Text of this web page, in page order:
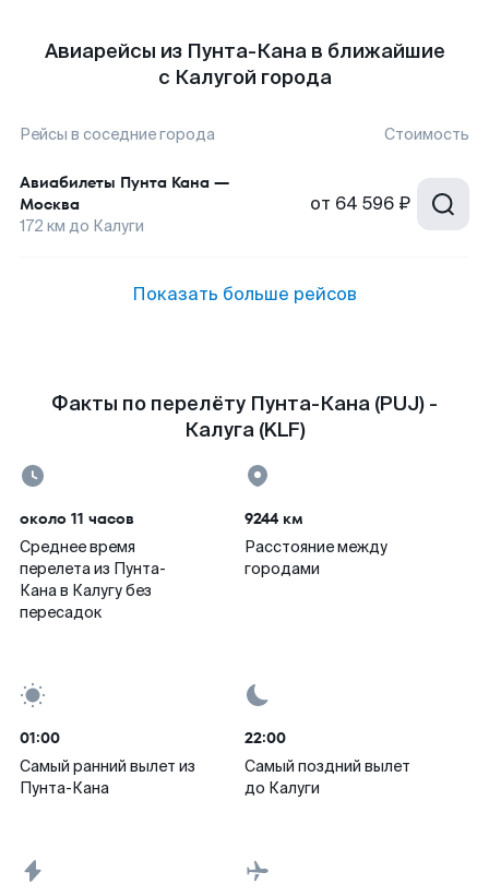
Авиарейсы из Пунта-Кана в ближайшие
с Калугой города
Рейсы в соседние города Стоимость
Авиабилеты Пунта Кана —
Москва
172 км до Калуги
от 64 596 ₽
Показать больше рейсов
Факты по перелёту Пунта-Кана (PUJ) -
Калуга (KLF)
около 11 часов
Среднее время
перелета из Пунта-
Кана в Калугу без
пересадок
9244 км
Расстояние между
городами
01:00
Самый ранний вылет из
Пунта-Кана
22:00
Самый поздний вылет
до Калуги